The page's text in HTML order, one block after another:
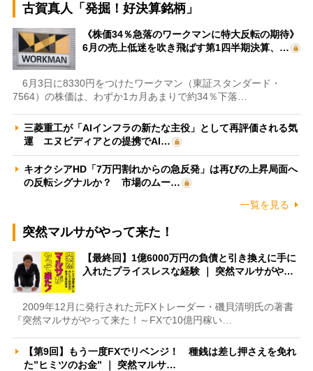
古賀真人「発掘！好決算銘柄」
《株価34％急落のワークマンに特大反転の期待》
6月の売上低迷を吹き飛ばす第1四半期決算、…
6月3日に8330円をつけたワークマン（東証スタンダード・
7564）の株価は、わずか1カ月あまりで約34％下落…
三菱重工が「AIインフラの新たな主役」として再評価される気
運 エヌビディアとの提携でAI…
キオクシアHD「7万円割れからの急反発」は再びの上昇局面へ
の反転シグナルか？ 市場のムー…
一覧を見る
突然マルサがやって来た！
【最終回】1億6000万円の負債と引き換えに手に
入れたプライスレスな経験 ｜ 突然マルサがや…
2009年12月に発行された元FXトレーダー・磯貝清明氏の著書
『突然マルサがやって来た！～FXで10億円稼い…
【第9回】もう一度FXでリベンジ！ 種銭は差し押さえを免れ
た”ヒミツのお金” ｜ 突然マルサ…